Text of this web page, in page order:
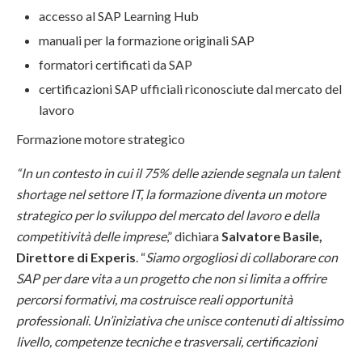
accesso al SAP Learning Hub
manuali per la formazione originali SAP
formatori certificati da SAP
certificazioni SAP ufficiali riconosciute dal mercato del
lavoro
Formazione motore strategico
“In un contesto in cui il 75% delle aziende segnala un talent
shortage nel settore IT, la formazione diventa un motore
strategico per lo sviluppo del mercato del lavoro e della
competitività delle imprese,” dichiara Salvatore Basile,
Direttore di Experis . “Siamo orgogliosi di collaborare con
SAP per dare vita a un progetto che non si limita a offrire
percorsi formativi, ma costruisce reali opportunità
professionali. Un’iniziativa che unisce contenuti di altissimo
livello, competenze tecniche e trasversali, certificazioni